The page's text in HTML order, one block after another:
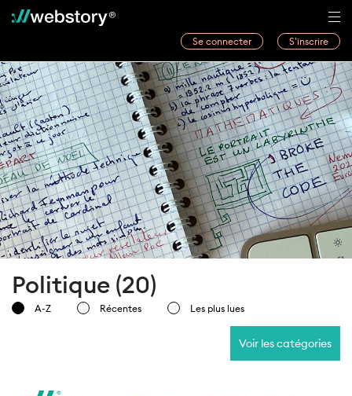
Se connecter S’inscrire
Histoires
Webwriters
Concours
Actualités
À propos
Politique (20)
A-Z Récentes Les plus lues
Voir les catégories